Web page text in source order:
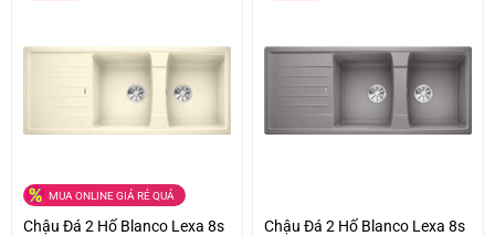
MUA ONLINE GIÁ RẺ QUÁ
Chậu Đá 2 Hố Blanco Lexa 8s
Chậu Đá 2 Hố Blanco Lexa 8s